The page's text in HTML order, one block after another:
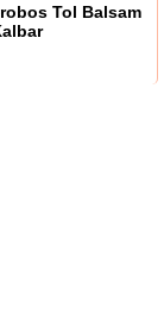
Pendalaman
di Luar
Daerah
Tol Balsam